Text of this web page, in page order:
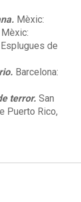
Mèxic:
de
Barcelona:
terror. San
Puerto Rico,